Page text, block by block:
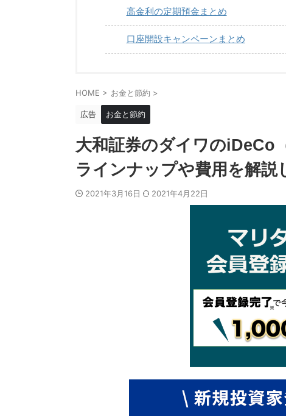
高金利の定期預金まとめ
口座開設キャンペーンまとめ
HOME > お金と節約 >
広告 お金と節約
大和証券のダイワのiDeCo
ラインナップや費用を解説
2021年3月16日 2021年4月22日